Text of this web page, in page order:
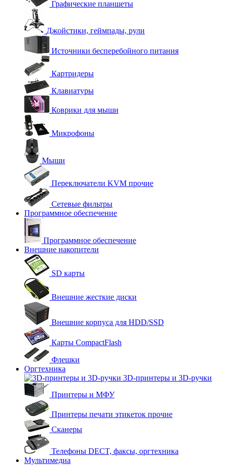
Графические планшеты
Джойстики, геймпады, рули
Источники бесперебойного питания
Картридеры
Клавиатуры
Коврики для мыши
Микрофоны
Мыши
Переключатели KVM прочие
Сетевые фильтры
Программное обеспечение
Программное обеспечение
Внешние накопители
SD карты
Внешние жесткие диски
Внешние корпуса для HDD/SSD
Карты CompactFlash
Флешки
Оргтехника
3D-принтеры и 3D-ручки
Принтеры и МФУ
Принтеры печати этикеток прочие
Сканеры
Телефоны DECT, факсы, оргтехника
Мультимедиа